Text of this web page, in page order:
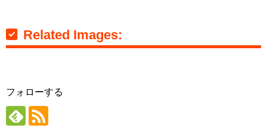
Related Images:
フォローする